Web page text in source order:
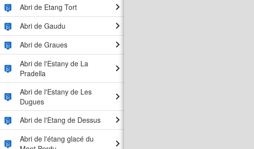
Abri de Etang Tort
Abri de Gaudu
Abri de Graues
Abri de l'Estany de La
Pradella
Abri de l'Estany de Les
Dugues
Abri de l'Etang de Dessus
Abri de l'étang glacé du